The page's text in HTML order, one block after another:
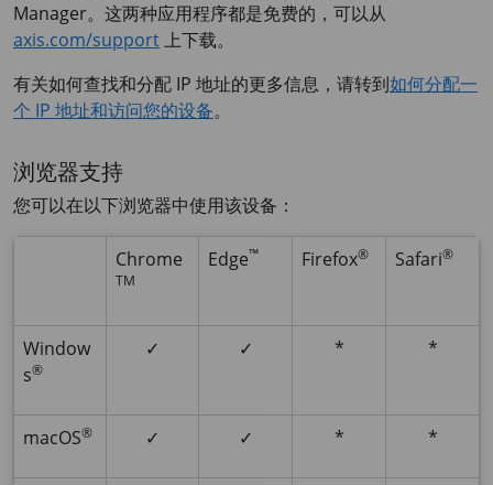
Manager。这两种应用程序都是免费的，可以从
axis.com/support上下载。
有关如何查找和分配 IP 地址的更多信息，请转到如何分配一
个 IP 地址和访问您的设备。
浏览器支持
您可以在以下浏览器中使用该设备：
Chrome
TM
Edge™ Firefox® Safari®
Window
s®
✓ ✓ * *
macOS® ✓ ✓ * *